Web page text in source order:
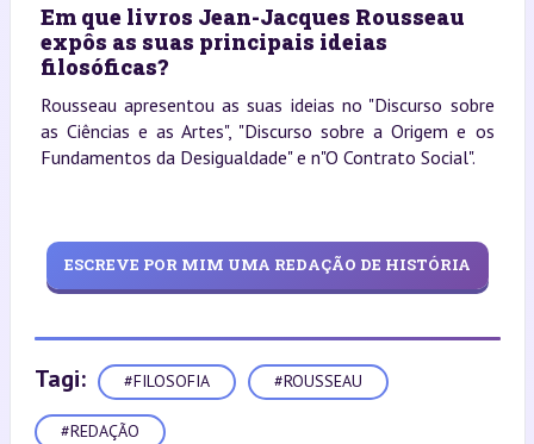
Em que livros Jean-Jacques Rousseau
expôs as suas principais ideias
filosóficas?
Rousseau apresentou as suas ideias no "Discurso sobre
as Ciências e as Artes", "Discurso sobre a Origem e os
Fundamentos da Desigualdade" e n"O Contrato Social".
ESCREVE POR MIM UMA REDAÇÃO DE HISTÓRIA
Tagi: #FILOSOFIA #ROUSSEAU
#REDAÇÃO